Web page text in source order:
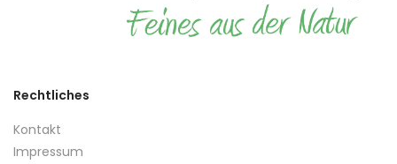
Rechtliches
Kontakt
Impressum